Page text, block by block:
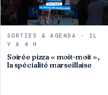
SORTIES & AGENDA · IL
Y A 4 H
Soirée pizza « moit-moit »,
la spécialité marseillaise